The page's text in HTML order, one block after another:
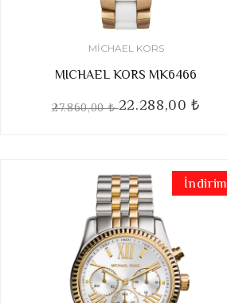
MICHAEL KORS
MICHAEL KORS MK6466
27.860,00 ₺22.288,00 ₺
İndirim